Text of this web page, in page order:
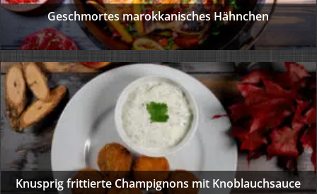
Geschmortes marokkanisches Hähnchen
Knusprig frittierte Champignons mit Knoblauchsauce